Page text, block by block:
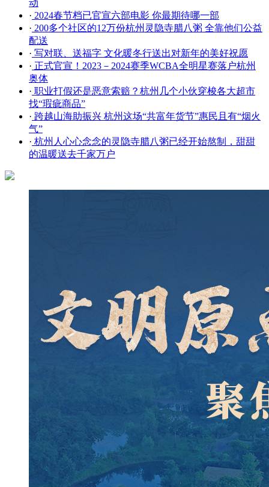
动
· ​2024春节档已官宣六部电影 你最期待哪一部
· 200多个社区的12万份杭州灵隐寺腊八粥 全靠他们公益
配送
· 写对联、送福字 文化暖冬行送出对新年的美好祝愿
· 正式官宣！2023－2024赛季WCBA全明星赛落户杭州
奥体
· 职业打假还是恶意索赔？杭州几个小伙穿梭各大超市
找“瑕疵商品”
· 跨越山海助振兴 杭州这场“共富年货节”惠民且有“烟火
气”
· 杭州人心心念念的灵隐寺腊八粥已经开始熬制，甜甜
的温暖送去千家万户